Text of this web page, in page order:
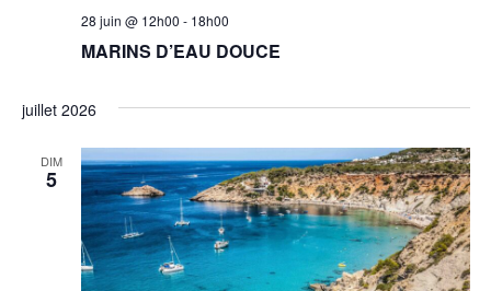
MARINS D’EAU DOUCE
28 juin @ 12h00 - 18h00
juillet 2026
DIM
5